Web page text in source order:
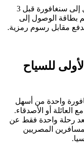
يجب على كل مسافر تقديم بطاقة الوصول إلى سنغافورة قبل 3
بطاقة الوصول إلى
للسياح
واحدة من أسهل
العائلة أو الأصدقاء.
رحلة واحدة فقط عن
المصريين